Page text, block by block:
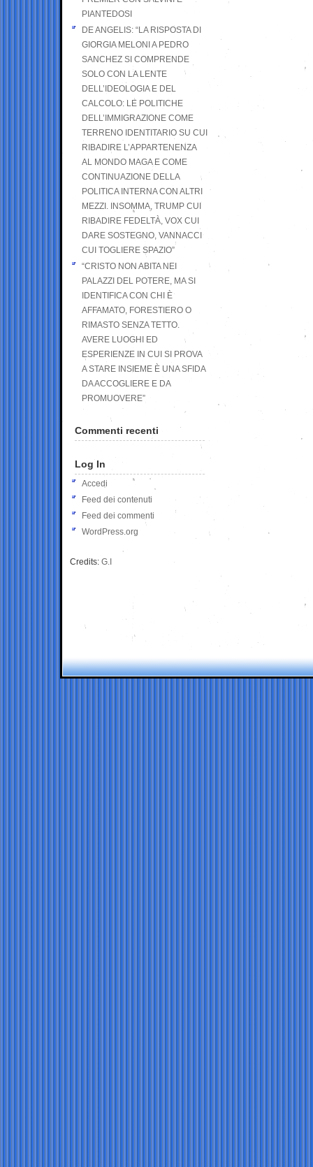
PIANTEDOSI
DE ANGELIS: “LA RISPOSTA DI
GIORGIA MELONI A PEDRO
SANCHEZ SI COMPRENDE
SOLO CON LA LENTE
DELL’IDEOLOGIA E DEL
CALCOLO: LE POLITICHE
DELL’IMMIGRAZIONE COME
TERRENO IDENTITARIO SU CUI
RIBADIRE L’APPARTENENZA
AL MONDO MAGA E COME
CONTINUAZIONE DELLA
POLITICA INTERNA CON ALTRI
MEZZI. INSOMMA, TRUMP CUI
RIBADIRE FEDELTÀ, VOX CUI
DARE SOSTEGNO, VANNACCI
CUI TOGLIERE SPAZIO”
“CRISTO NON ABITA NEI
PALAZZI DEL POTERE, MA SI
IDENTIFICA CON CHI È
AFFAMATO, FORESTIERO O
RIMASTO SENZA TETTO.
AVERE LUOGHI ED
ESPERIENZE IN CUI SI PROVA
A STARE INSIEME È UNA SFIDA
DA ACCOGLIERE E DA
PROMUOVERE”
Commenti recenti
Log In
Accedi
Feed dei contenuti
Feed dei commenti
WordPress.org
Credits: G.I